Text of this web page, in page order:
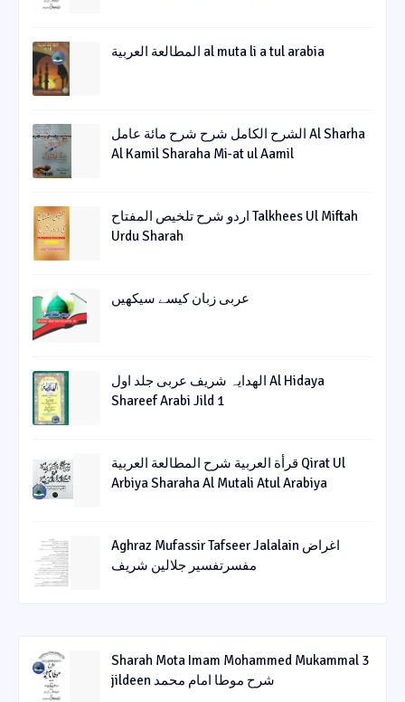
المطالعة العربية al muta li a tul arabia
الشرح الکامل شرح شرح مائة عامل Al Sharha
Al Kamil Sharaha Mi-at ul Aamil
اردو شرح تلخیص المفتاح Talkhees Ul Miftah
Urdu Sharah
عربی زبان کیسے سیکھیں
الھدایہ شریف عربی جلد اول Al Hidaya
Shareef Arabi Jild 1
قرأة العربیة شرح المطالعة العربیة Qirat Ul
Arbiya Sharaha Al Mutali Atul Arabiya
Aghraz Mufassir Tafseer Jalalain اغراض
مفسرتفسیر جلالین شریف
Sharah Mota Imam Mohammed Mukammal 3
jildeen شرح موطا امام محمد